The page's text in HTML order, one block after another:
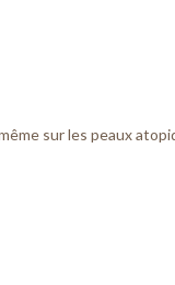
sur les peaux